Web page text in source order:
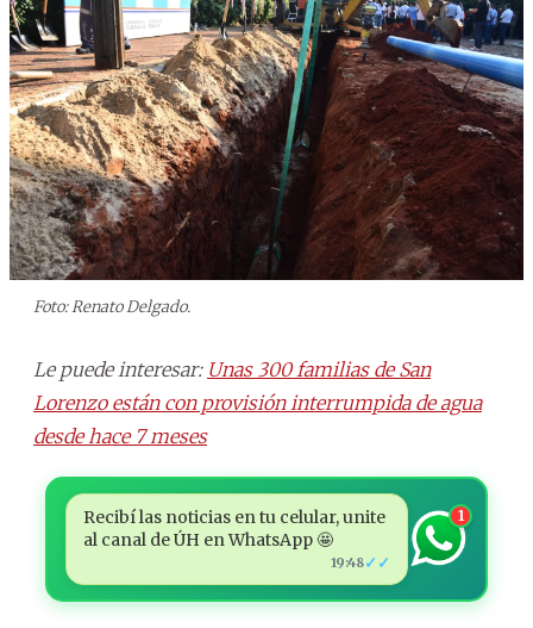
Foto: Renato Delgado.
Le puede interesar: Unas 300 familias de San
Lorenzo están con provisión interrumpida de agua
desde hace 7 meses
Recibí las noticias en tu celular, unite
al canal de ÚH en WhatsApp 🤩
19:48✓✓
1